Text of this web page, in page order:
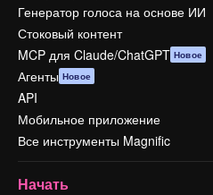
Генератор голоса на основе ИИ
Стоковый контент
MCP для Claude/ChatGPT Новое
Агенты Новое
API
Мобильное приложение
Все инструменты Magnific
Начать